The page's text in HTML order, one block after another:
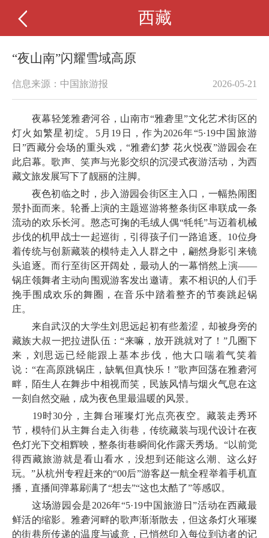
西藏
“夜山南”闪耀雪域高原
信息来源：中国旅游报 2026-05-21
夜幕轻笼雅砻河谷，山南市“雅砻里”文化艺术街区的
灯火如繁星初绽。5月19日，作为2026年“5·19中国旅游
日”西藏分会场的重头戏，“雅砻幻梦 花火悦夜”游园会在
此启幕。歌声、笑声与光影交织的沉浸式夜游活动，为西
藏文旅发展写下了靓丽的注脚。
夜色初临之时，步入游园会街区主入口，一幅热闹图
景扑面而来。轮番上演的主题巡游将整条街区串联成一条
流动的欢乐长河。憨态可掬的毛绒人偶“牦牦”与迈着机械
步伐的机甲战士一起巡街，引得孩子们一路追逐。10位身
着传统与创新藏装的模特走入人群之中，翩然身影引来镜
头追逐。而行至街区开阔处，最动人的一幕悄然上演——
锅庄领舞者主动向围观游客发出邀请。素不相识的人们手
挽手围成欢乐的舞圈，在音乐中踏着整齐的节奏跳起锅
庄。
来自武汉的大学生刘思远起初有些羞涩，却被身旁的
藏族大叔一把拉进队伍：“来嘛，放开跳就对了！”几圈下
来，刘思远已经能跟上基本步伐，他大口喘着气笑着
说：“在高原跳锅庄，缺氧但真快乐！”歌声回荡在雅砻河
畔，陌生人在舞步中相视而笑，民族风情与烟火气息在这
一刻自然交融，成为夜色里最温暖的风景。
19时30分，主舞台璀璨灯光点亮夜空。藏装走秀环
节，模特们从主舞台走入街巷，传统藏装与现代设计在夜
色灯光下交相辉映，整条街巷瞬间化作露天秀场。“以前觉
得西藏旅游就是看山看水，没想到还能这么潮、这么好
玩。”从杭州专程赶来的“00后”游客赵一航全程举着手机直
播，直播间弹幕刷满了“想去”“这也太酷了”等感叹。
这场游园会是2026年“5·19中国旅游日”活动在西藏最
鲜活的缩影。雅砻河畔的歌声渐渐散去，但这条灯火璀璨
的街巷所传递的温度与诚意，已悄然印入每位到访者的记